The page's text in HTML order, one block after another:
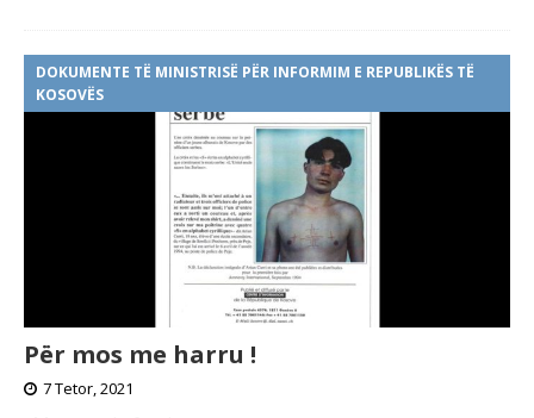
DOKUMENTE TË MINISTRISË PËR INFORMIM E REPUBLIKËS TË
KOSOVËS
Për mos me harru !
7 Tetor, 2021